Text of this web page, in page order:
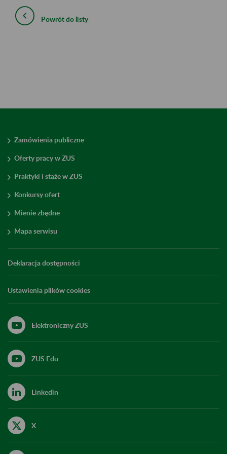
Powrót do listy
Zamówienia publiczne
Oferty pracy w ZUS
Praktyki i staże w ZUS
Konkursy ofert
Mienie zbędne
Mapa serwisu
Deklaracja dostępności
Ustawienia plików cookies
Elektroniczny ZUS
ZUS Edu
Linkedin
X